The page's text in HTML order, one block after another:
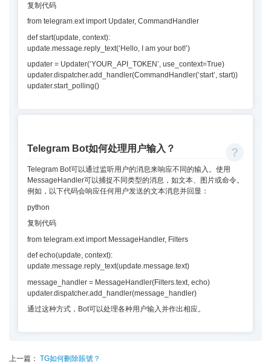
复制代码
from telegram.ext import Updater, CommandHandler
def start(update, context):
update.message.reply_text(‘Hello, I am your bot!’)
updater = Updater(‘YOUR_API_TOKEN’, use_context=True)
updater.dispatcher.add_handler(CommandHandler(‘start’, start))
updater.start_polling()
Telegram Bot如何处理用户输入？
Telegram Bot可以通过监听用户的消息来响应不同的输入。使用
MessageHandler可以捕捉不同类型的消息，如文本、图片或命令。
例如，以下代码会响应任何用户发送的文本消息并回显：
python
复制代码
from telegram.ext import MessageHandler, Filters
def echo(update, context):
update.message.reply_text(update.message.text)
message_handler = MessageHandler(Filters.text, echo)
updater.dispatcher.add_handler(message_handler)
通过这种方式，Bot可以处理各种用户输入并作出相应。
上一篇： TG如何刪除賬號？